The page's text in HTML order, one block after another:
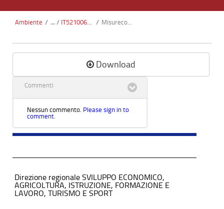
Ambiente / IT5210060 - Monte il Cerchio / Misureconservazione.pdf
Download
Commenti
Nessun commento. Please sign in to
comment.
Direzione regionale SVILUPPO ECONOMICO,
AGRICOLTURA, ISTRUZIONE, FORMAZIONE E
LAVORO, TURISMO E SPORT